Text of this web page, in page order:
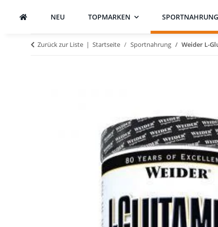
NEU TOPMARKEN SPORTNAHRUNG
Zurück zur Liste Startseite Sportnahrung Weider L-